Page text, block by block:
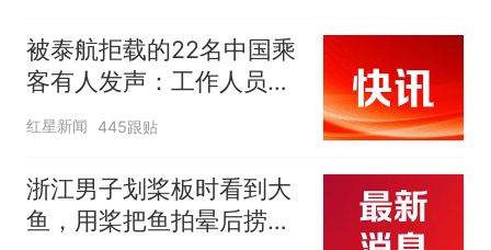
被泰航拒载的22名中国乘
客有人发声：工作人员承
诺免费改签，最后却自费
买机票回国
红星新闻 445跟贴
浙江男子划桨板时看到大
鱼，用桨把鱼拍晕后捞